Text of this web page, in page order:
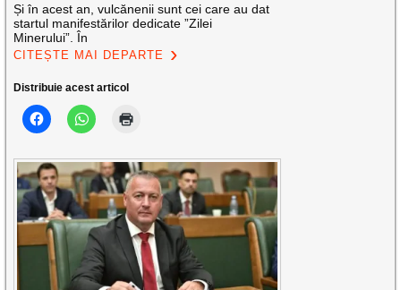
Și în acest an, vulcănenii sunt cei care au dat
startul manifestărilor dedicate ”Zilei
Minerului”. În
CITEȘTE MAI DEPARTE
Distribuie acest articol